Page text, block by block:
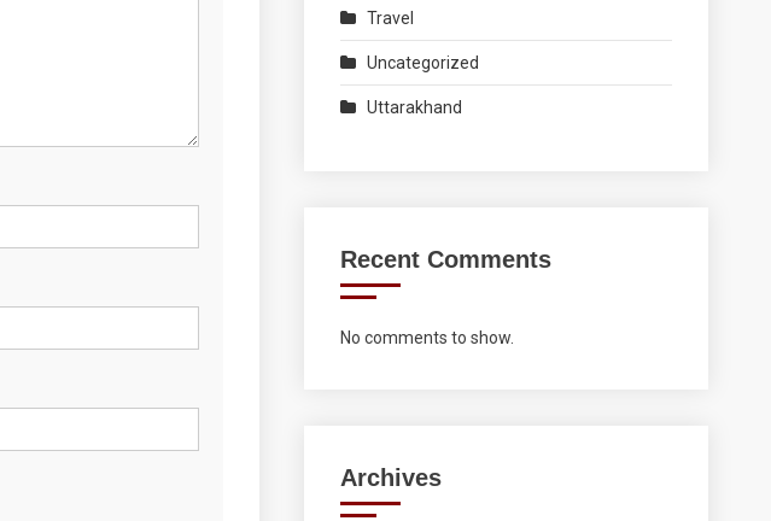
Travel
Uncategorized
Uttarakhand
Recent Comments
No comments to show.
Archives